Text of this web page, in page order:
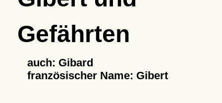
Gefährten
auch: Gibard
französischer Name: Gibert